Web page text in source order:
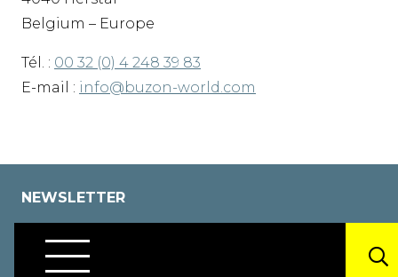
Belgium – Europe
Tél. : 00 32 (0) 4 248 39 83
E-mail : info@buzon-world.com
NEWSLETTER
En vous inscrivant à notre liste de diffusion,
vous serez toujours informé des dernières